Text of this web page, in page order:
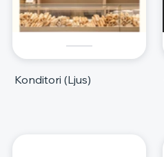
Konditori (Ljus)